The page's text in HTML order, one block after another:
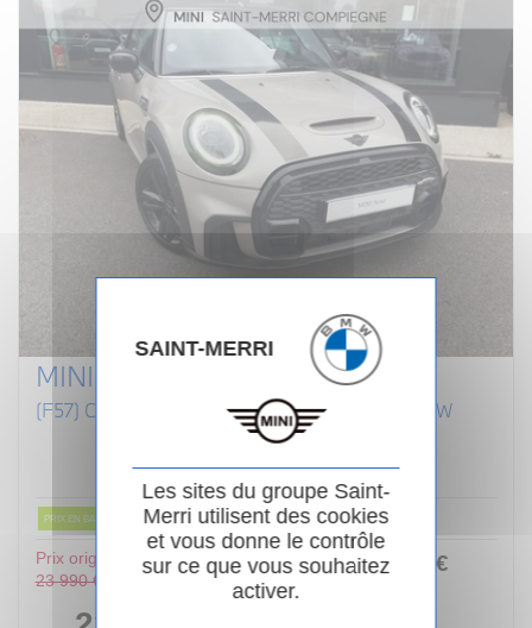
MINI CABRIOLET F57 LCI II
(F57) COOPER S 192 CABRIOLET FINITION JCW
PRIX EN BAISSE
Prix original :
23 990 €
ou253 €
SAINT-MERRI
Les sites du groupe Saint-
Merri utilisent des cookies
et vous donne le contrôle
sur ce que vous souhaitez
activer.